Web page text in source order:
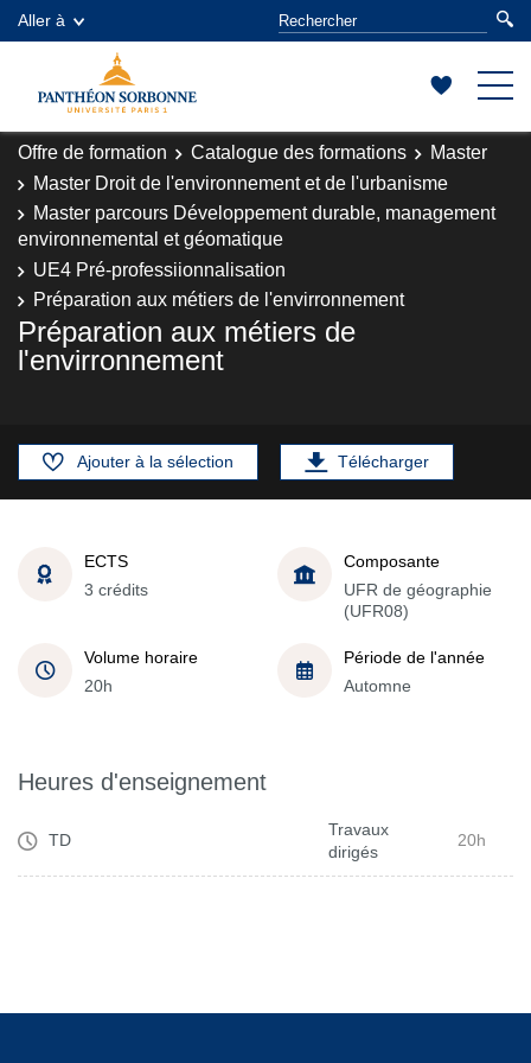
Aller à
Offre de formation Catalogue des formations
Master
Master Droit de l'environnement et de l'urbanisme
Master parcours Développement durable, management
environnemental et géomatique
UE4 Pré-professiionnalisation
Préparation aux métiers de l'envirronnement
Préparation aux métiers de
l'envirronnement
Ajouter à la sélection Télécharger
ECTS
3 crédits
Composante
UFR de géographie
(UFR08)
Volume horaire
20h
Période de l'année
Automne
Heures d'enseignement
TD
Travaux
dirigés
20h